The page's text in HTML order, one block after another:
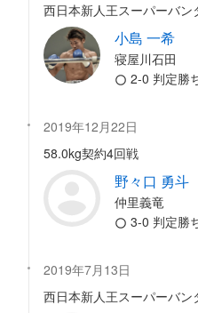
西日本新人王スーパーバ
小島 一希
寝屋川石田
2-0 判定勝
2019年12月22日
58.0kg契約4回戦
野々口 勇斗
仲里義竜
3-0 判定勝
2019年7月13日
西日本新人王スーパーバ